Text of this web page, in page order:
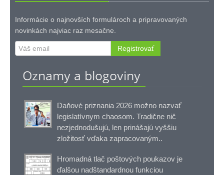
Informácie o najnovších formulároch a pripravovaných
novinkách najviac raz mesačne.
Registrovať
Oznamy a blogoviny
Daňové priznania 2026 možno nazvať
legislatívnym chaosom. Tradične nič
nezjednodušujú, len prinášajú vyššiu
zložitosť vďaka zapracovaným..
Hromadná tlač poštových poukazov je
ďalšou nadštandardnou funkciou